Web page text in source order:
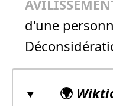
d'une
🌍